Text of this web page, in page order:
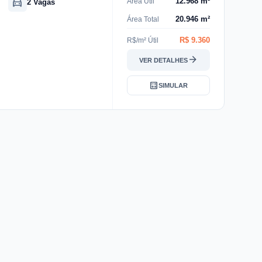
2 Vagas
Área Total 20.946 m²
R$/m² Útil R$ 9.360
VER DETALHESarrow_forward
calculateSIMULAR